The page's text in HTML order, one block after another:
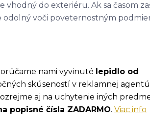
vhodný do exteriéru. Ak sa časom
odolný voči poveternostným
nami vyvinuté lepidlo od
skúseností v reklamnej
aj na uchytenie iných
popisné čísla ZADARMO. Viac info